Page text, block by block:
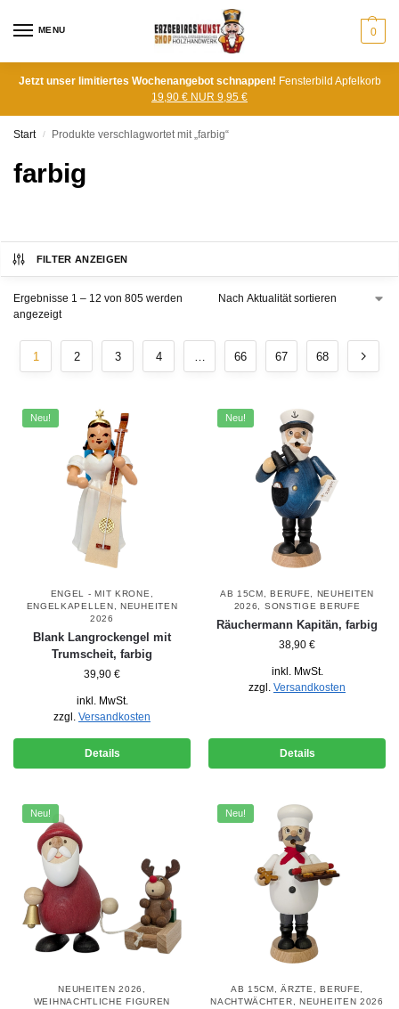
MENU 0
Jetzt unser limitiertes Wochenangebot schnappen! Fensterbild Apfelkorb
19,90 € NUR 9,95 €
Start / Produkte verschlagwortet mit „farbig“
farbig
FILTER ANZEIGEN
Ergebnisse 1 – 12 von 805 werden
angezeigt
1 2 3 4 … 66 67 68
Neu!
ENGEL - MIT KRONE
ENGELKAPELLEN ,NEUHEITEN
2026
Blank Langrockengel mit
Trumscheit, farbig
39,90 €
inkl. MwSt.
zzgl. Versandkosten
Details
Neu!
AB 15CM ,BERUFE
NEUHEITEN
2026
SONSTIGE BERUFE
Räuchermann Kapitän, farbig
38,90 €
inkl. MwSt.
zzgl. Versandkosten
Details
Neu!
NEUHEITEN 2026
WEIHNACHTLICHE FIGUREN
Neu!
AB 15CM ,ÄRZTE ,BERUFE
NACHTWÄCHTER
NEUHEITEN 2026